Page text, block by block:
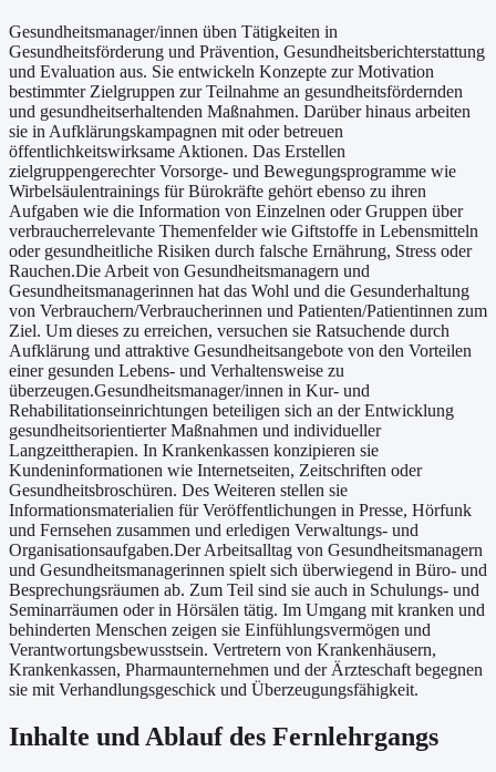
Gesundheitsmanager/innen üben Tätigkeiten in
Gesundheitsförderung und Prävention, Gesundheitsberichterstattung
und Evaluation aus. Sie entwickeln Konzepte zur Motivation
bestimmter Zielgruppen zur Teilnahme an gesundheitsfördernden
und gesundheitserhaltenden Maßnahmen. Darüber hinaus arbeiten
sie in Aufklärungskampagnen mit oder betreuen
öffentlichkeitswirksame Aktionen. Das Erstellen
zielgruppengerechter Vorsorge- und Bewegungsprogramme wie
Wirbelsäulentrainings für Bürokräfte gehört ebenso zu ihren
Aufgaben wie die Information von Einzelnen oder Gruppen über
verbraucherrelevante Themenfelder wie Giftstoffe in Lebensmitteln
oder gesundheitliche Risiken durch falsche Ernährung, Stress oder
Rauchen.Die Arbeit von Gesundheitsmanagern und
Gesundheitsmanagerinnen hat das Wohl und die Gesunderhaltung
von Verbrauchern/Verbraucherinnen und Patienten/Patientinnen zum
Ziel. Um dieses zu erreichen, versuchen sie Ratsuchende durch
Aufklärung und attraktive Gesundheitsangebote von den Vorteilen
einer gesunden Lebens- und Verhaltensweise zu
überzeugen.Gesundheitsmanager/innen in Kur- und
Rehabilitationseinrichtungen beteiligen sich an der Entwicklung
gesundheitsorientierter Maßnahmen und individueller
Langzeittherapien. In Krankenkassen konzipieren sie
Kundeninformationen wie Internetseiten, Zeitschriften oder
Gesundheitsbroschüren. Des Weiteren stellen sie
Informationsmaterialien für Veröffentlichungen in Presse, Hörfunk
und Fernsehen zusammen und erledigen Verwaltungs- und
Organisationsaufgaben.Der Arbeitsalltag von Gesundheitsmanagern
und Gesundheitsmanagerinnen spielt sich überwiegend in Büro- und
Besprechungsräumen ab. Zum Teil sind sie auch in Schulungs- und
Seminarräumen oder in Hörsälen tätig. Im Umgang mit kranken und
behinderten Menschen zeigen sie Einfühlungsvermögen und
Verantwortungsbewusstsein. Vertretern von Krankenhäusern,
Krankenkassen, Pharmaunternehmen und der Ärzteschaft begegnen
sie mit Verhandlungsgeschick und Überzeugungsfähigkeit.
Inhalte und Ablauf des Fernlehrgangs